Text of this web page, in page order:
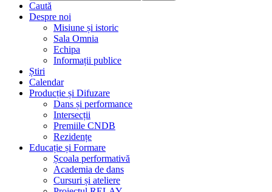
Caută
Despre noi
Misiune și istoric
Sala Omnia
Echipa
Informații publice
Știri
Calendar
Producție și Difuzare
Dans și performance
Intersecții
Premiile CNDB
Rezidențe
Educație și Formare
Școala performativă
Academia de dans
Cursuri și ateliere